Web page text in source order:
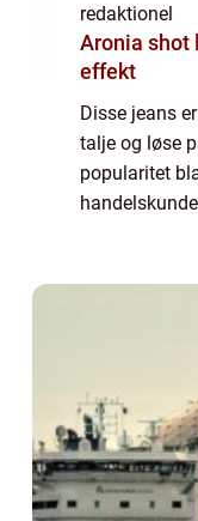
redaktionel
Aronia shot lille daglig dosis med stor
effekt
Disse jeans
talje og løse
popularitet